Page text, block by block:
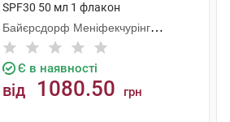
SPF30 50 мл 1 флакон
Байєрсдорф Меніфекчурінг
Познань
Є в наявності
від 1080.50 грн